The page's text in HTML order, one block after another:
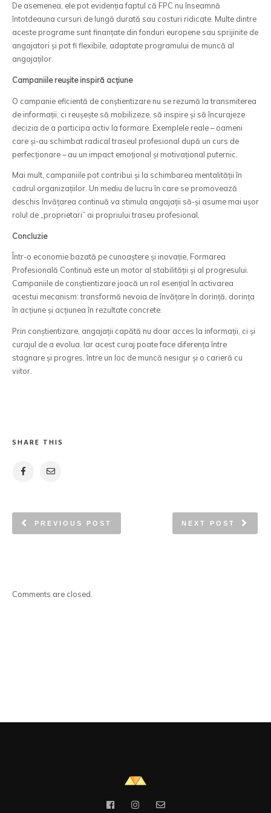
De asemenea, ele pot evidenția faptul că FPC nu înseamnă
întotdeauna cursuri de lungă durată sau costuri ridicate. Multe dintre
aceste programe sunt finanțate din fonduri europene sau sprijinite de
angajatori și pot fi flexibile, adaptate programului de muncă al
angajaților.
Campaniile reușite inspiră acțiune
O campanie eficientă de conștientizare nu se rezumă la transmiterea
de informații, ci reușește să mobilizeze, să inspire și să încurajeze
decizia de a participa activ la formare. Exemplele reale – oameni
care și-au schimbat radical traseul profesional după un curs de
perfecționare – au un impact emoțional și motivațional puternic.
Mai mult, campaniile pot contribui și la schimbarea mentalității în
cadrul organizațiilor. Un mediu de lucru în care se promovează
deschis învățarea continuă va stimula angajații să-și asume mai ușor
rolul de „proprietari” ai propriului traseu profesional.
Concluzie
Într-o economie bazată pe cunoaștere și inovație, Formarea
Profesională Continuă este un motor al stabilității și al progresului.
Campaniile de conștientizare joacă un rol esențial în activarea
acestui mecanism: transformă nevoia de învățare în dorință, dorința
în acțiune și acțiunea în rezultate concrete.
Prin conștientizare, angajații capătă nu doar acces la informații, ci și
curajul de a evolua. Iar acest curaj poate face diferența între
stagnare și progres, între un loc de muncă nesigur și o carieră cu
viitor.
SHARE THIS
PREVIOUS POST NEXT POST
Comments are closed.